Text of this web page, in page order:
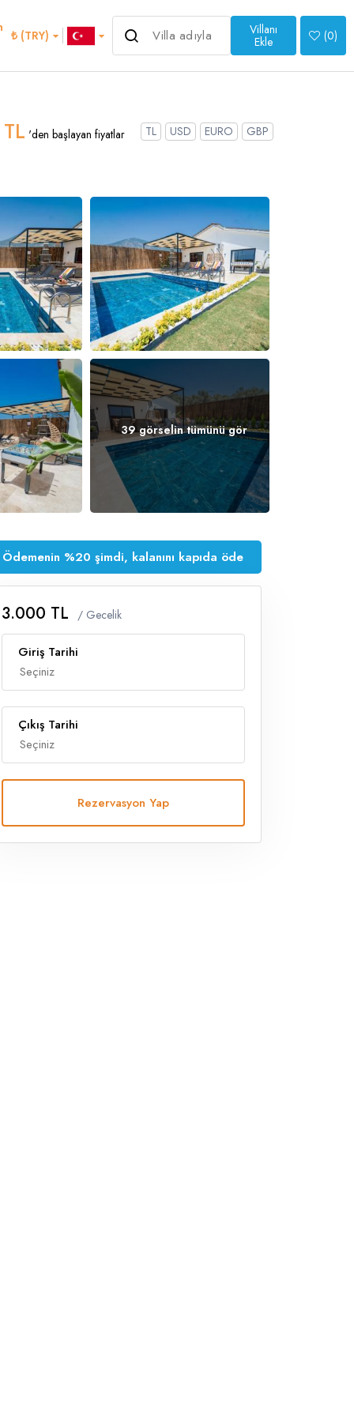
₺ (TRY)
Villanı
Ekle
(0)
'den başlayan fiyatlar TL USD EURO GBP
39 görselin tümünü gör
3.000 ₺ 'den başlayan fiyatlar
Ödemenin %20 şimdi, kalanını kapıda öde
3.000 TL / Gecelik
Giriş Tarihi
Çıkış Tarihi
Rezervasyon Yap
Italian
>